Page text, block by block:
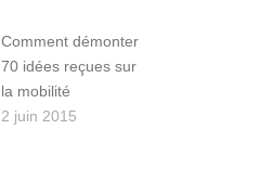
Comment démonter
70 idées reçues sur
la mobilité
2 juin 2015